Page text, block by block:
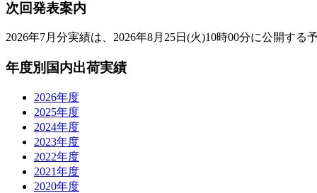
次回発表案内
2026年7月分実績は、2026年8月25日(火)10時00分に公開する
年度別国内出荷実績
2026年度
2025年度
2024年度
2023年度
2022年度
2021年度
2020年度